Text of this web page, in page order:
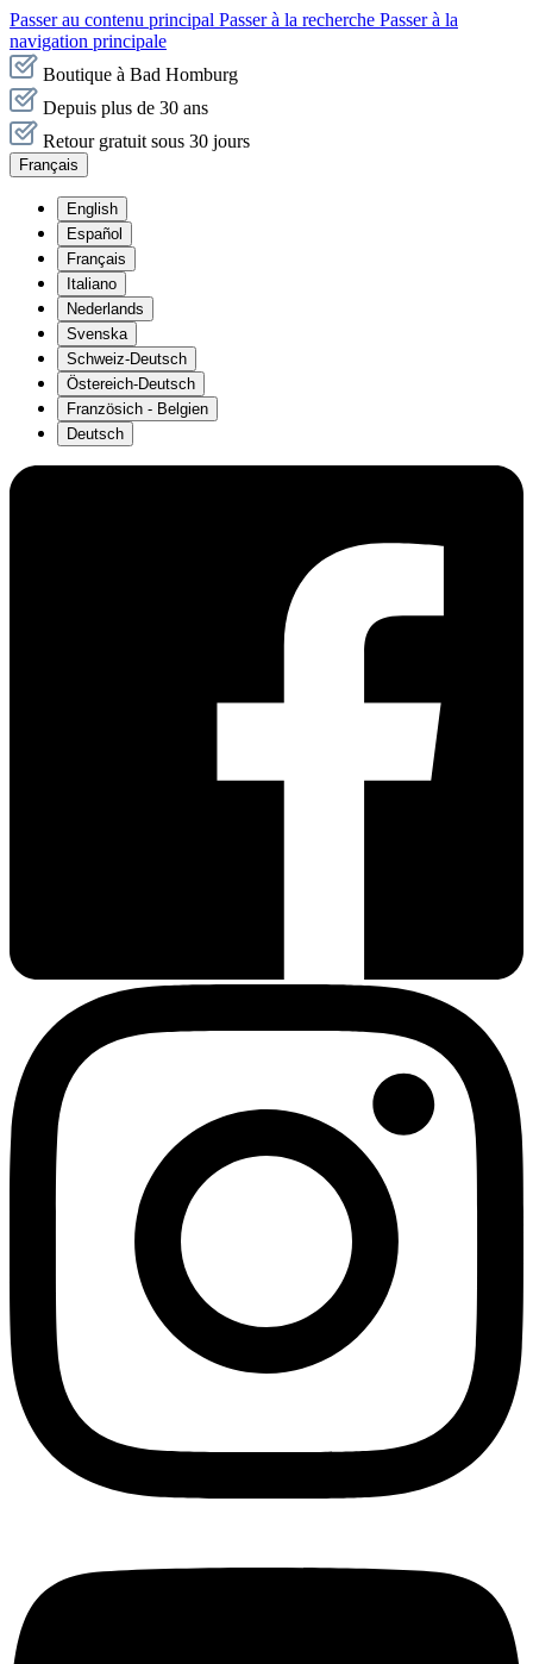
Passer au contenu principal Passer à la recherche Passer à la
navigation principale
Boutique à Bad Homburg
Depuis plus de 30 ans
Retour gratuit sous 30 jours
Français
English
Español
Français
Italiano
Nederlands
Svenska
Schweiz-Deutsch
Östereich-Deutsch
Französich - Belgien
Deutsch